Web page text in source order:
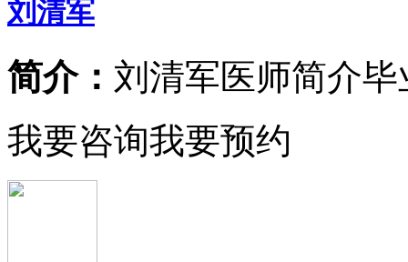
刘清军
简介： 刘清军医师简介毕
我要咨询我要预约